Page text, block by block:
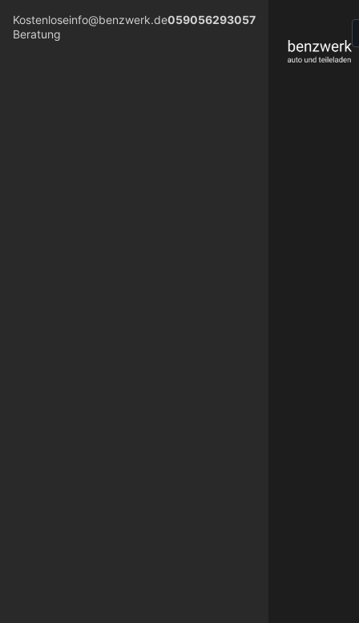
Kostenlose
Beratung
info@benzwerk.de059056293057